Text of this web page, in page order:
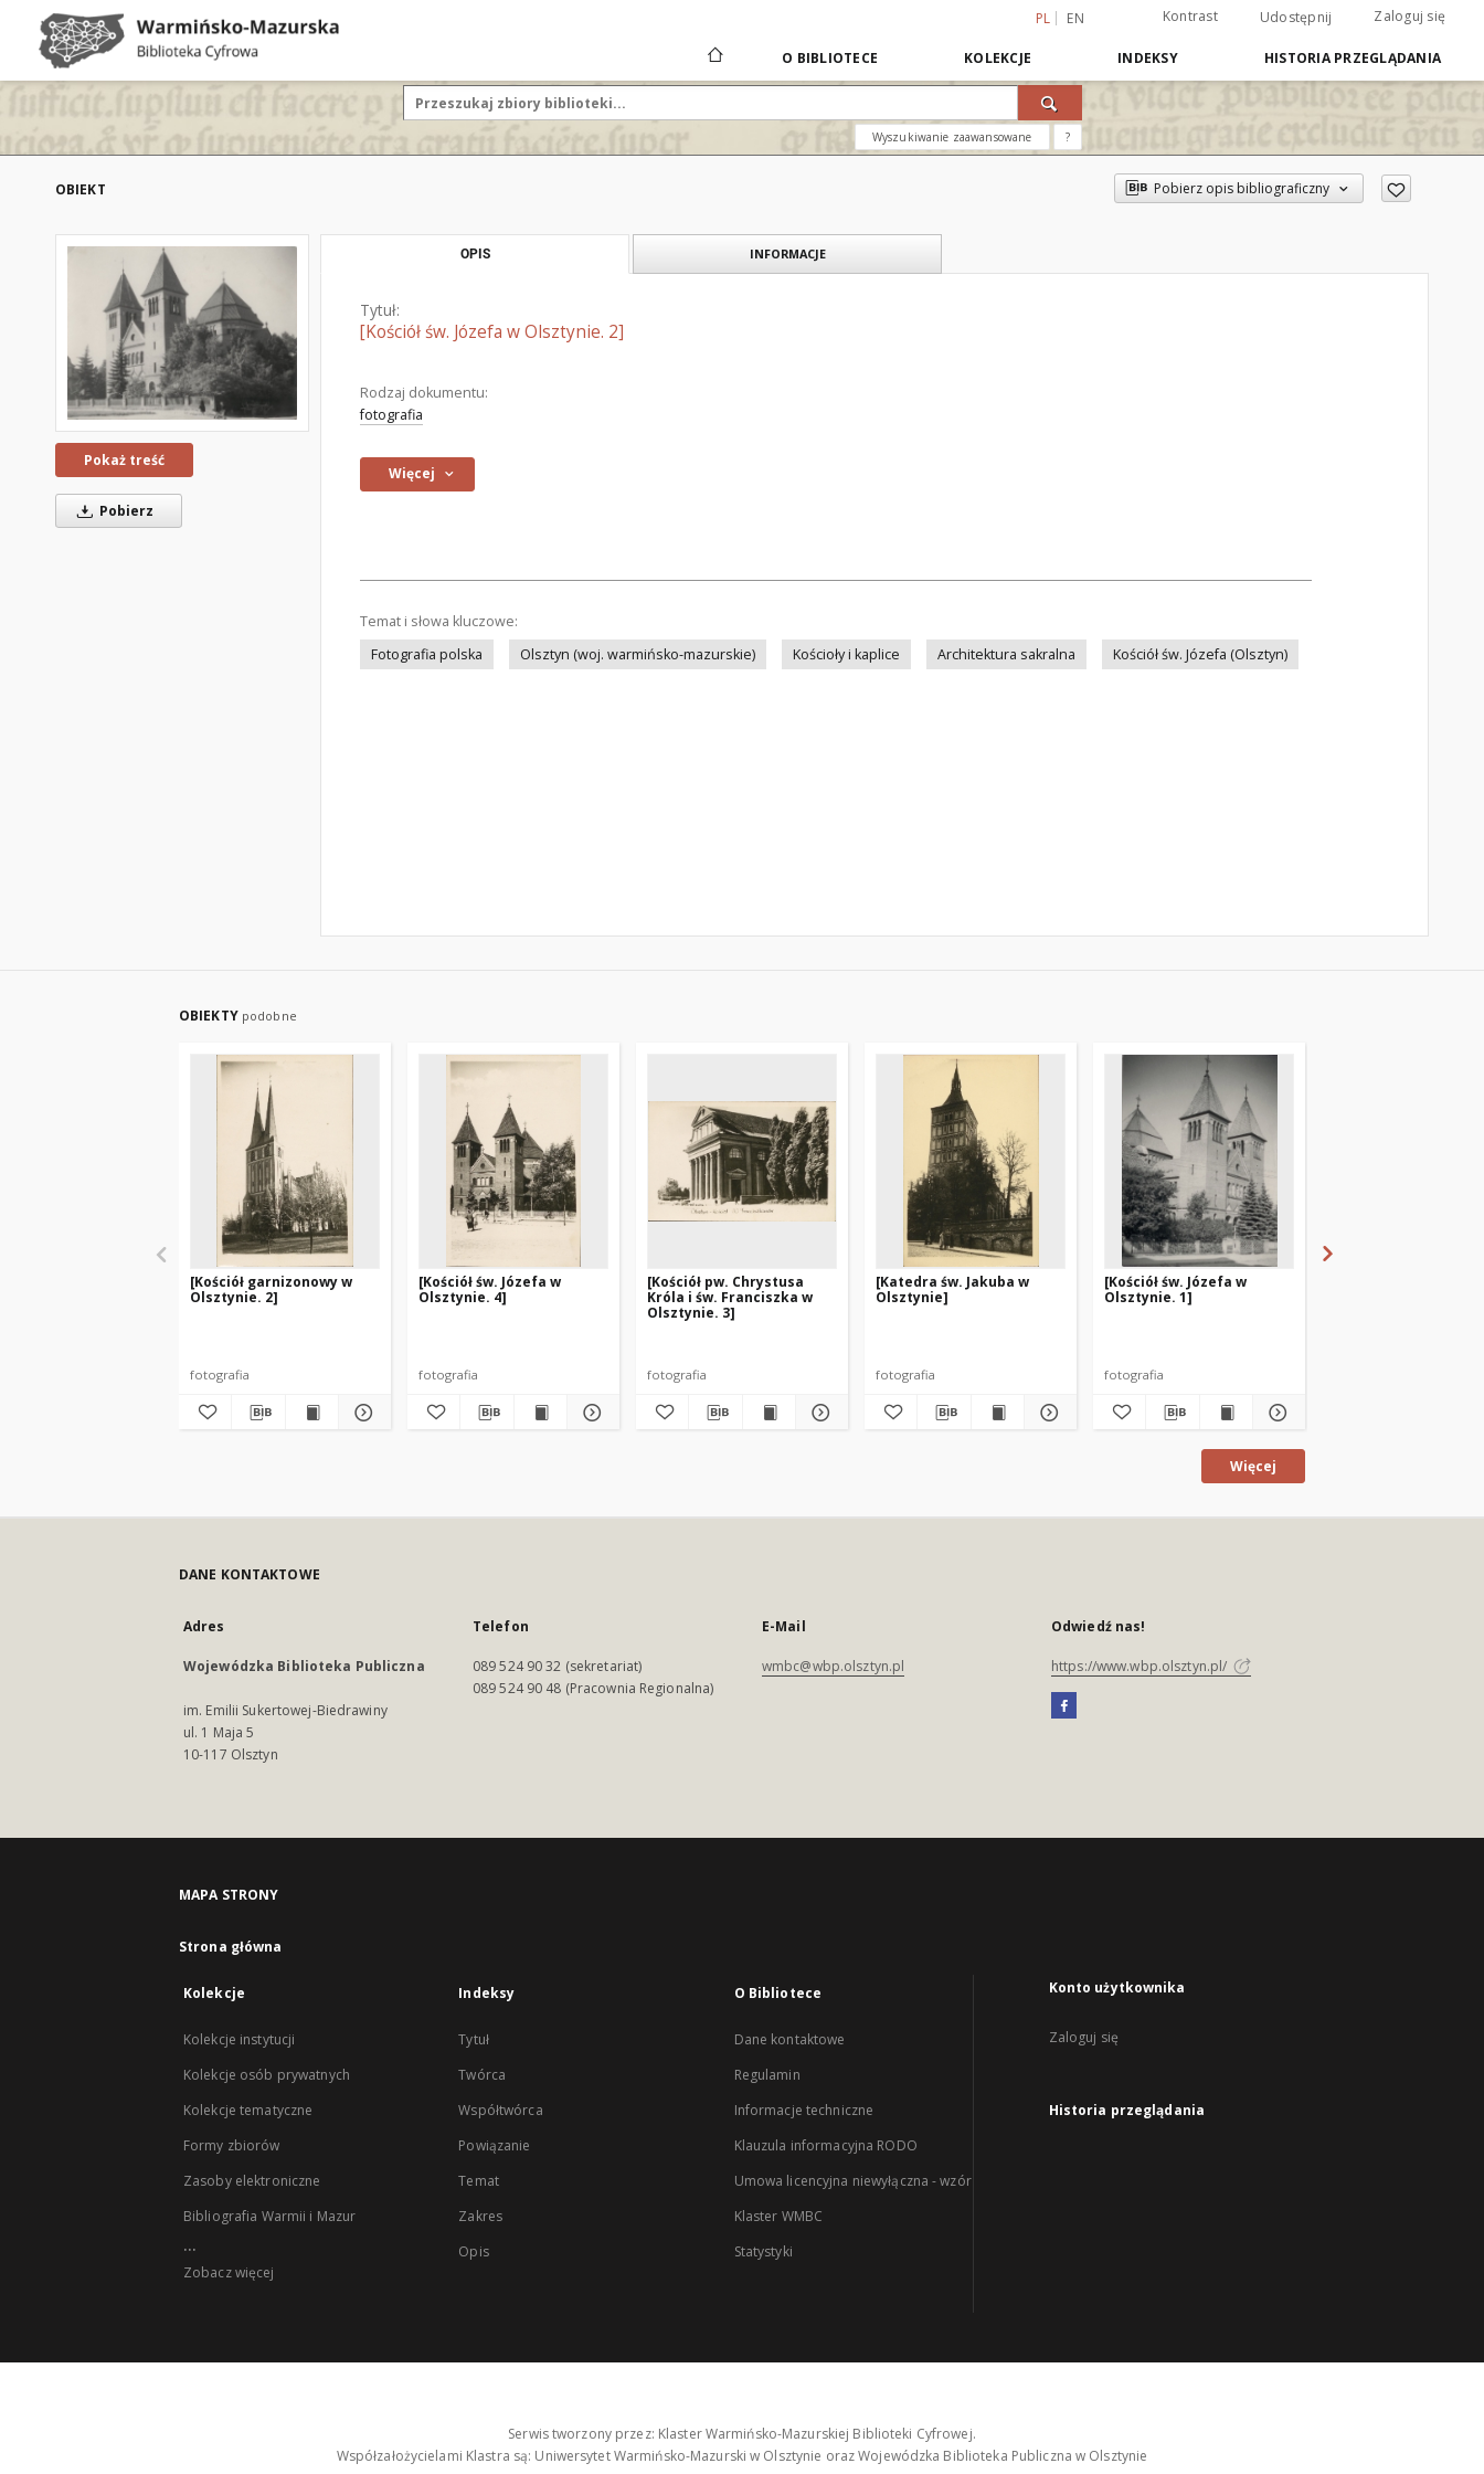
PL EN Kontrast Udostępnij Zaloguj się
O BIBLIOTECE KOLEKCJE INDEKSY HISTORIA PRZEGLĄDANIA
Wyszukiwanie zaawansowane ?
OBIEKT Pobierz opis bibliograficzny
Pokaż treść
Pobierz
OPIS INFORMACJE
Tytuł:
[Kościół św. Józefa w Olsztynie. 2]
Rodzaj dokumentu:
fotografia
Więcej
Temat i słowa kluczowe:
Fotografia polska
Olsztyn (woj. warmińsko-mazurskie) Kościoły i kaplice Architektura sakralna Kościół św. Józefa (Olsztyn)
OBIEKTY podobne
[Kościół garnizonowy w
Olsztynie. 2]
fotografia
[Kościół św. Józefa w
Olsztynie. 4]
fotografia
[Kościół pw. Chrystusa
Króla i św. Franciszka w
Olsztynie. 3]
fotografia
[Katedra św. Jakuba w
Olsztynie]
fotografia
[Kościół św. Józefa w
Olsztynie. 1]
fotografia
Więcej
DANE KONTAKTOWE
Adres
Wojewódzka Biblioteka Publiczna
im. Emilii Sukertowej-Biedrawiny
ul. 1 Maja 5
10-117 Olsztyn
Telefon
089 524 90 32 (sekretariat)
089 524 90 48 (Pracownia Regionalna)
E-Mail
wmbc@wbp.olsztyn.pl
Odwiedź nas!
https://www.wbp.olsztyn.pl/
MAPA STRONY
Strona główna
Kolekcje
Kolekcje instytucji
Kolekcje osób prywatnych
Kolekcje tematyczne
Formy zbiorów
Zasoby elektroniczne
Bibliografia Warmii i Mazur
...
Zobacz więcej
Indeksy
Tytuł
Twórca
Współtwórca
Powiązanie
Temat
Zakres
Opis
O Bibliotece
Dane kontaktowe
Regulamin
Informacje techniczne
Klauzula informacyjna RODO
Umowa licencyjna niewyłączna - wzór
Klaster WMBC
Statystyki
Konto użytkownika
Zaloguj się
Historia przeglądania
Serwis tworzony przez: Klaster Warmińsko-Mazurskiej Biblioteki Cyfrowej.
Współzałożycielami Klastra są: Uniwersytet Warmińsko-Mazurski w Olsztynie oraz Wojewódzka Biblioteka Publiczna w Olsztynie